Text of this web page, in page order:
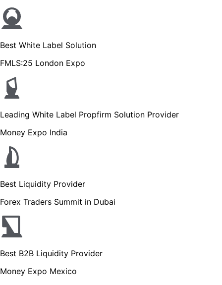
Best White Label Solution
FMLS:25 London Expo
Leading White Label Propfirm Solution Provider
Money Expo India
Best Liquidity Provider
Forex Traders Summit in Dubai
Best B2B Liquidity Provider
Money Expo Mexico